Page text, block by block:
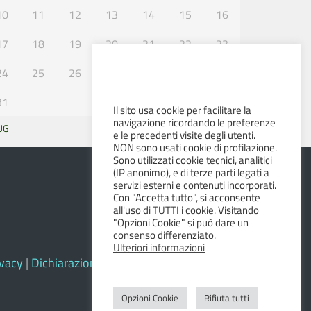
11 12 13 14 15
16
18 19 20 21 22
23
25 26
SET »
| Dichiarazione di accessibilità e feedback
Il sito usa cookie per facilitare la
navigazione ricordando le preferenze
e le precedenti visite degli utenti.
NON sono usati cookie di profilazione.
Sono utilizzati cookie tecnici, analitici
(IP anonimo), e di terze parti legati a
servizi esterni e contenuti incorporati.
Con "Accetta tutto", si acconsente
all'uso di TUTTI i cookie. Visitando
"Opzioni Cookie" si può dare un
consenso differenziato.
Ulteriori informazioni
Opzioni Cookie Rifiuta tutti